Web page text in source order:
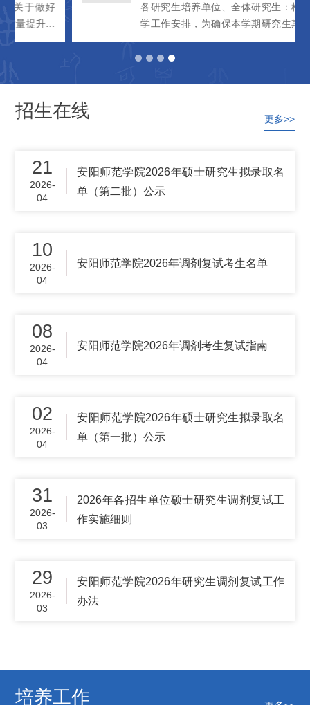
各研究生培养单位、全体研究生：根据学校教
学工作安排，为确保本学期研究生期末考核工
作的有序进行，现将有关事项通知如下。一、
考试时间安排（一）考试时间考试课统一在6月
成后即可安排考核，确保7月1日前完成本学期
所有课程的考核。考务系统操作方法详见《研
招生在线 更多>>
21
2026-
04
安阳师范学院2026年硕士研究生拟录取名
单（第二批）公示
10
2026-
04
安阳师范学院2026年调剂复试考生名单
08
2026-
04
安阳师范学院2026年调剂考生复试指南
02
2026-
04
安阳师范学院2026年硕士研究生拟录取名
单（第一批）公示
31
2026-
03
2026年各招生单位硕士研究生调剂复试工
作实施细则
29
2026-
03
安阳师范学院2026年研究生调剂复试工作
办法
培养工作